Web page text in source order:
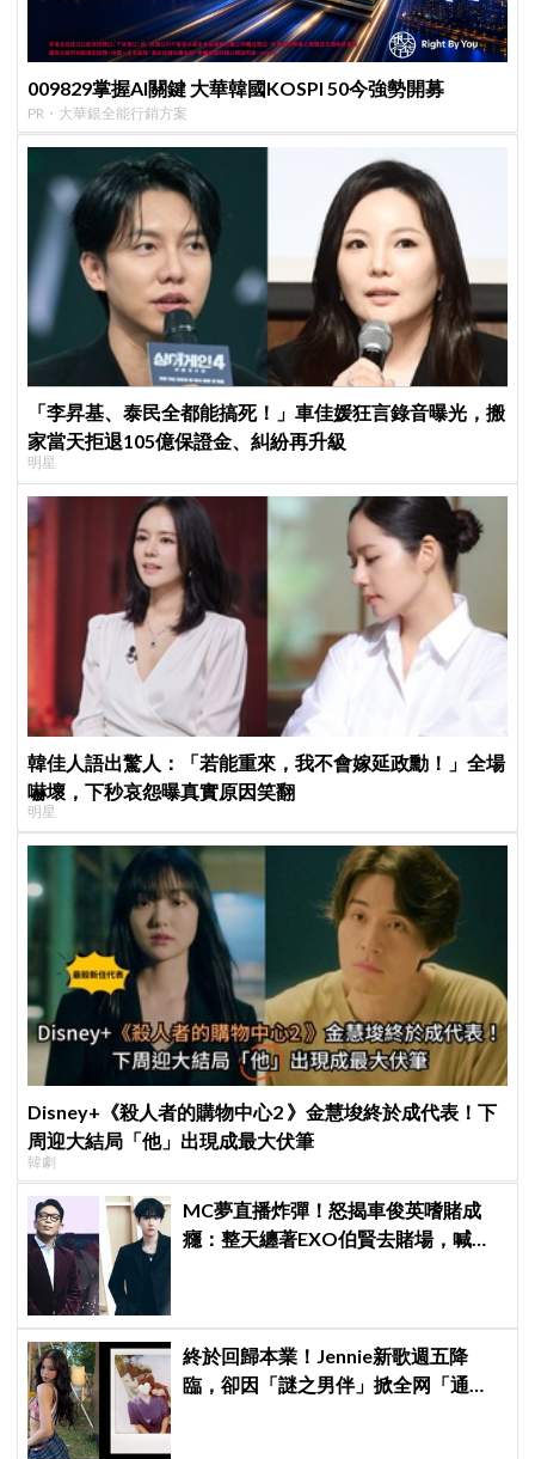
009829掌握AI關鍵 大華韓國KOSPI 50今強勢開募
PR・大華銀全能行銷方案
「李昇基、泰民全都能搞死！」車佳媛狂言錄音曝光，搬
家當天拒退105億保證金、糾紛再升級
明星
韓佳人語出驚人：「若能重來，我不會嫁延政勳！」全場
嚇壞，下秒哀怨曝真實原因笑翻
明星
Disney+《殺人者的購物中心2 》金慧埈終於成代表！下
周迎大結局「他」出現成最大伏筆
韓劇
MC夢直播炸彈！怒揭車俊英嗜賭成
癮：整天纏著EXO伯賢去賭場，喊話
終於回歸本業！Jennie新歌週五降
臨，卻因「謎之男伴」掀全网「通